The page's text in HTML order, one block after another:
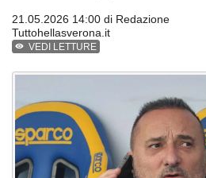
21.05.2026 14:00 di Redazione
Tuttohellasverona.it
VEDI LETTURE